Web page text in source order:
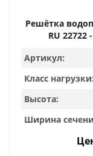
Решётка
RU 22722
Артикул:
Класс нагрузки:
Высота:
Ширина